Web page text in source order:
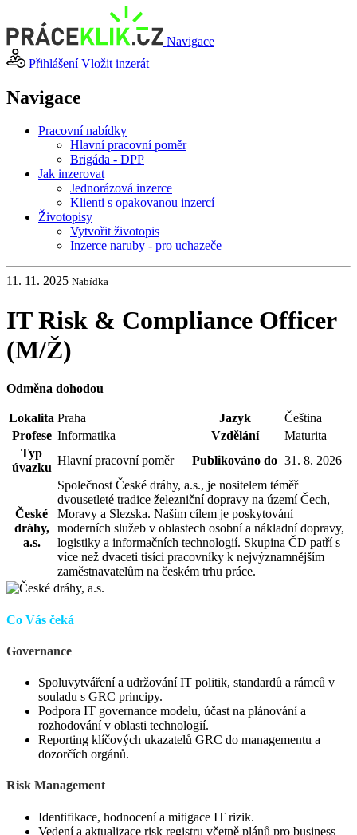
Navigace
PřihlášeníVložit inzerát
Navigace
Pracovní nabídky
Hlavní pracovní poměr
Brigáda - DPP
Jak inzerovat
Jednorázová inzerce
Klienti s opakovanou inzercí
Životopisy
Vytvořit životopis
Inzerce naruby - pro uchazeče
11. 11. 2025 Nabídka
IT Risk & Compliance Officer
(M/Ž)
Odměna dohodou
Lokalita Praha Jazyk
Čeština
Profese Informatika Vzdělání
Maturita
Typ
úvazku
Hlavní pracovní poměr Publikováno do 31. 8. 2026
České
dráhy,
a.s.
Společnost České dráhy, a.s., je nositelem téměř
dvousetleté tradice železniční dopravy na území Čech,
Moravy a Slezska. Naším cílem je poskytování
moderních služeb v oblastech osobní a nákladní dopravy,
logistiky a informačních technologií. Skupina ČD patří s
více než dvaceti tisíci pracovníky k nejvýznamnějším
zaměstnavatelům na českém trhu práce.
Co Vás čeká
Governance
Spoluvytváření a udržování IT politik, standardů a rámců v
souladu s GRC principy.
Podpora IT governance modelu, účast na plánování a
rozhodování v oblasti technologií.
Reporting klíčových ukazatelů GRC do managementu a
dozorčích orgánů.
Risk Management
Identifikace, hodnocení a mitigace IT rizik.
Vedení a aktualizace risk registru včetně plánů pro business